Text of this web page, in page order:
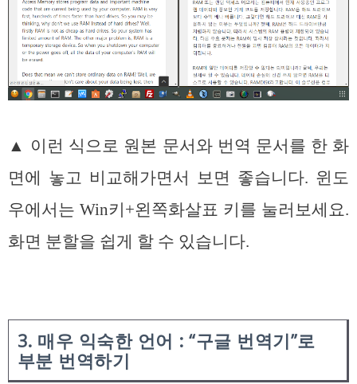
▲ 이런 식으로 원본 문서와 번역 문서를 한 화
면에 놓고 비교해가면서 보면 좋습니다. 윈도
우에서는 Win키+왼쪽화살표 키를 눌러보세요.
화면 분할을 쉽게 할 수 있습니다.
3. 매우 익숙한 언어 : “구글 번역기”로
부분 번역하기